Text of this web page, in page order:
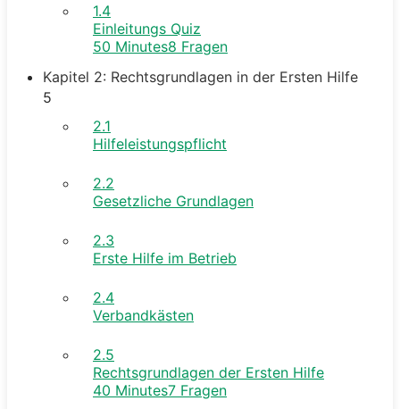
1.4
Einleitungs Quiz
50 Minutes8 Fragen
Kapitel 2: Rechtsgrundlagen in der Ersten Hilfe
5
2.1
Hilfeleistungspflicht
2.2
Gesetzliche Grundlagen
2.3
Erste Hilfe im Betrieb
2.4
Verbandkästen
2.5
Rechtsgrundlagen der Ersten Hilfe
40 Minutes7 Fragen